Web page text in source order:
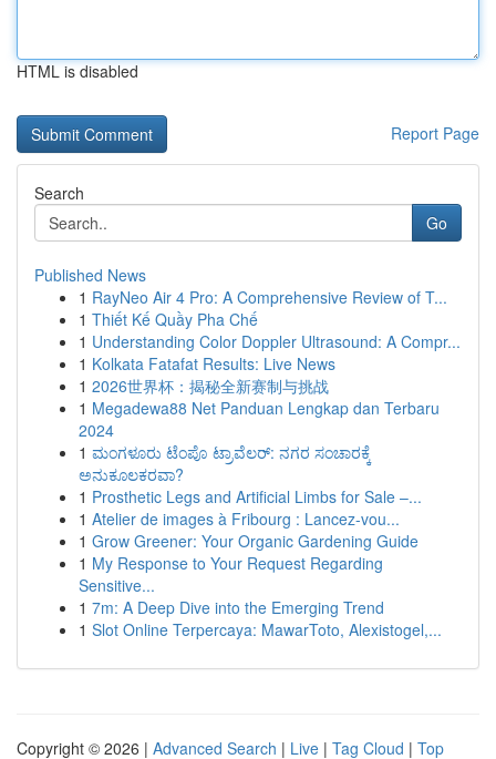
HTML is disabled
Report Page
Search
Go
Published News
1 RayNeo Air 4 Pro: A Comprehensive Review of T...
1 Thiết Kế Quầy Pha Chế
1 Understanding Color Doppler Ultrasound: A Compr...
1 Kolkata Fatafat Results: Live News
1 2026世界杯：揭秘全新赛制与挑战
1 Megadewa88 Net Panduan Lengkap dan Terbaru
2024
1 ಮಂಗಳೂರು ಟೆಂಪೊ ಟ್ರಾವೆಲರ್: ನಗರ ಸಂಚಾರಕ್ಕೆ
ಅನುಕೂಲಕರವಾ?
1 Prosthetic Legs and Artificial Limbs for Sale –...
1 Atelier de images à Fribourg : Lancez-vou...
1 Grow Greener: Your Organic Gardening Guide
1 My Response to Your Request Regarding
Sensitive...
1 7m: A Deep Dive into the Emerging Trend
1 Slot Online Terpercaya: MawarToto, Alexistogel,...
Copyright © 2026 | Advanced Search | Live | Tag Cloud | Top